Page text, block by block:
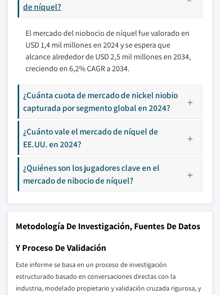
de níquel?
El mercado del niobocio de níquel fue valorado en
USD 1,4 mil millones en 2024 y se espera que
alcance alrededor de USD 2,5 mil millones en 2034,
creciendo en 6,2% CAGR a 2034.
¿Cuánta cuota de mercado de nickel niobio
capturada por segmento global en 2024?
¿Cuánto vale el mercado de níquel de
EE.UU. en 2024?
¿Quiénes son los jugadores clave en el
mercado de nibocio de níquel?
Metodología De Investigación, Fuentes De Datos
Y Proceso De Validación
Este informe se basa en un proceso de investigación
estructurado basado en conversaciones directas con la
industria, modelado propietario y validación cruzada rigurosa, y